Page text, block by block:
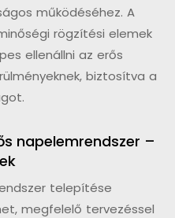
működéséhez. A
rögzítési elemek
ellenállni az erős
biztosítva a
napelemrendszer –
telepítése
megfelelő tervezéssel